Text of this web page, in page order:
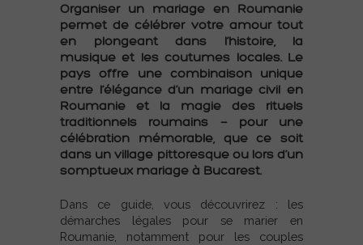
Organiser un mariage en Roumanie
permet de célébrer votre amour tout
en plongeant dans l’histoire, la
musique et les coutumes locales. Le
pays offre une combinaison unique
entre l’élégance d’un mariage civil en
Roumanie et la magie des rituels
traditionnels roumains — pour une
célébration mémorable, que ce soit
dans un village pittoresque ou lors d’un
somptueux mariage à Bucarest.
Dans ce guide, vous découvrirez : les
démarches légales pour se marier en
Roumanie, notamment pour les couples